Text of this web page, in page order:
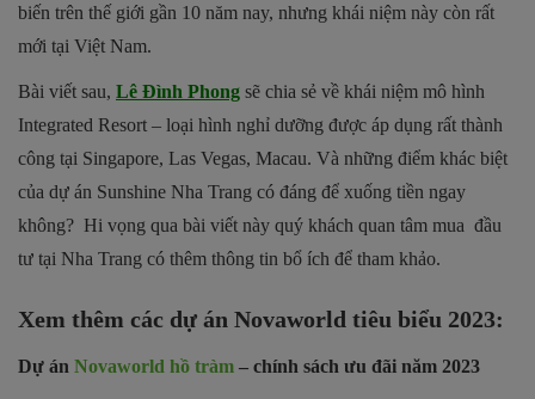
biến trên thế giới gần 10 năm nay, nhưng khái niệm này còn rất
mới tại Việt Nam.
Bài viết sau, Lê Đình Phong sẽ chia sẻ về khái niệm mô hình
Integrated Resort – loại hình nghỉ dưỡng được áp dụng rất thành
công tại Singapore, Las Vegas, Macau. Và những điểm khác biệt
của dự án Sunshine Nha Trang có đáng để xuống tiền ngay
không? Hi vọng qua bài viết này quý khách quan tâm mua đầu
tư tại Nha Trang có thêm thông tin bổ ích để tham khảo.
Xem thêm các dự án Novaworld tiêu biểu 2023:
Dự án Novaworld hồ tràm – chính sách ưu đãi năm 2023